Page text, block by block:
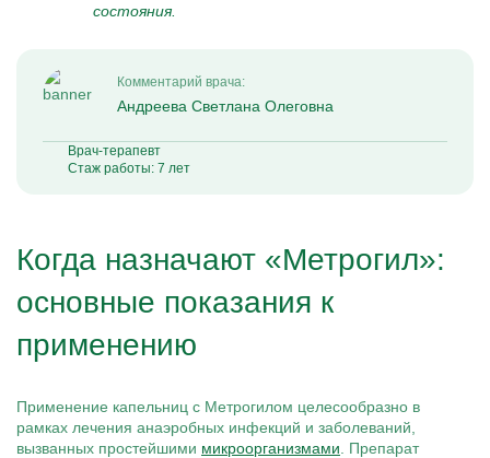
состояния.
Комментарий врача:
Андреева Светлана Олеговна
Врач-терапевт
Стаж работы: 7 лет
Когда назначают «Метрогил»:
основные показания к
применению
Применение капельниц с Метрогилом целесообразно в
рамках лечения анаэробных инфекций и заболеваний,
вызванных простейшими микроорганизмами . Препарат